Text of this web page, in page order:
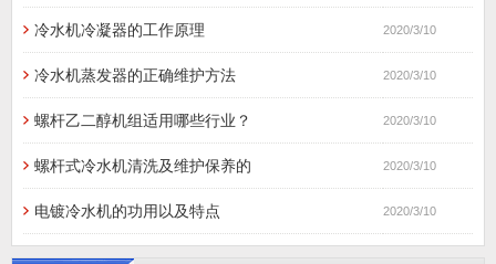
冷水机冷凝器的工作原理 2020/3/10
冷水机蒸发器的正确维护方法 2020/3/10
螺杆乙二醇机组适用哪些行业？ 2020/3/10
螺杆式冷水机清洗及维护保养的 2020/3/10
电镀冷水机的功用以及特点 2020/3/10